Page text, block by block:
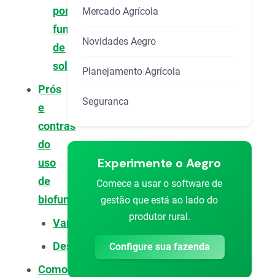
por
fungos
de
solo
Prós
e
contras
do
uso
de
biofungicidas
Vantagens
Desvantagens
Como
Mercado Agrícola
Novidades Aegro
Planejamento Agrícola
Seguranca
Experimente o Aegro
Comece a usar o software de
gestão que está ao lado do
produtor rural.
Configure sua fazenda